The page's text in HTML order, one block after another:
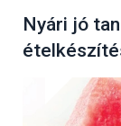
Nyári jó